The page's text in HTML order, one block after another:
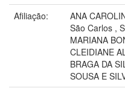
Afiliação:
ANA
São Carlos ,
MARIANA
CLEIDIANE
BRAGA DA
SOUSA E